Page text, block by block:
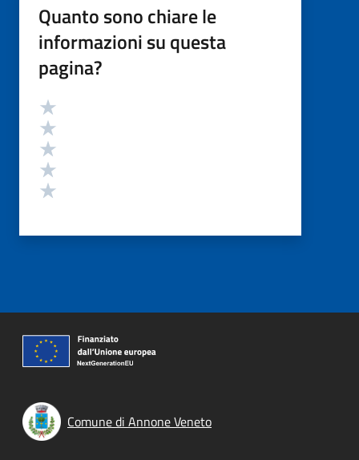
Quanto sono chiare le
informazioni su questa
pagina?
Valutazione
Comune di Annone Veneto